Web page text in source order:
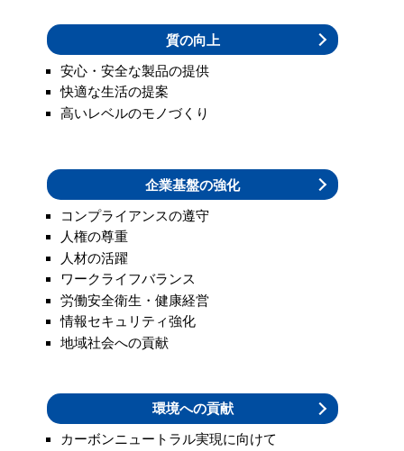
質の向上
安心・安全な製品の提供
快適な生活の提案
高いレベルのモノづくり
企業基盤の強化
コンプライアンスの遵守
人権の尊重
人材の活躍
ワークライフバランス
労働安全衛生・健康経営
情報セキュリティ強化
地域社会への貢献
環境への貢献
カーボンニュートラル実現に向けて